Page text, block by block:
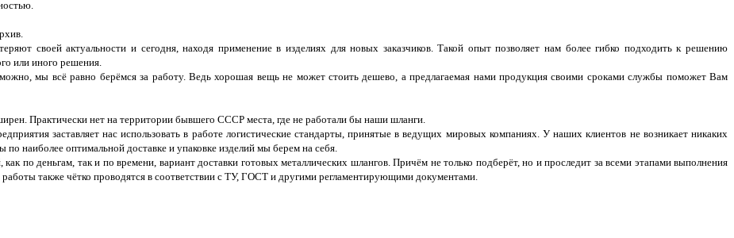
своей актуальности и сегодня, находя применение в изделиях для новых заказчиков. Такой опыт позволяет нам более гибко подходить к решению
или иного решения.
мы всё равно берёмся за работу. Ведь хорошая вещь не может стоить дешево, а предлагаемая нами продукция своими сроками службы поможет Вам
Практически нет на территории бывшего СССР места, где не работали бы наши шланги.
заставляет нас использовать в работе логистические стандарты, принятые в ведущих мировых компаниях. У наших клиентов не возникает никаких
наиболее оптимальной доставке и упаковке изделий мы берем на себя.
по деньгам, так и по времени, вариант доставки готовых металлических шлангов. Причём не только подберёт, но и проследит за всеми этапами выполнения
также чётко проводятся в соответствии с ТУ, ГОСТ и другими регламентирующими документами.